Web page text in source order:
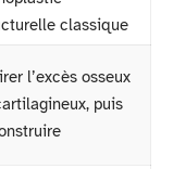
classique
l’excès osseux
puis